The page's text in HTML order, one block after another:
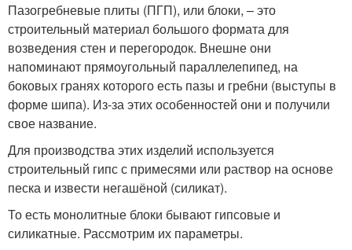
Пазогребневые плиты (ПГП), или блоки, – это
строительный материал большого формата для
возведения стен и перегородок. Внешне они
напоминают прямоугольный параллелепипед, на
боковых гранях которого есть пазы и гребни (выступы в
форме шипа). Из-за этих особенностей они и получили
свое название.
Для производства этих изделий используется
строительный гипс с примесями или раствор на основе
песка и извести негашёной (силикат).
То есть монолитные блоки бывают гипсовые и
силикатные. Рассмотрим их параметры.